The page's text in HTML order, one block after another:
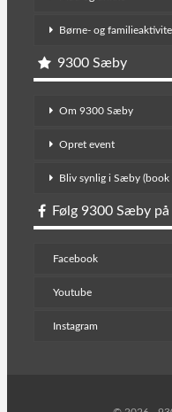
Børne- og
9300 Sæby
Om 9300 Sæby
Opret event
Bliv synlig i Sæby (book
Følg 9300 Sæby på
Facebook
Youtube
Instagram